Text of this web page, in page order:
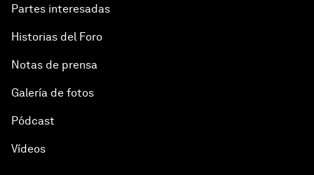
Partes interesadas
Historias del Foro
Notas de prensa
Galería de fotos
Pódcast
Vídeos